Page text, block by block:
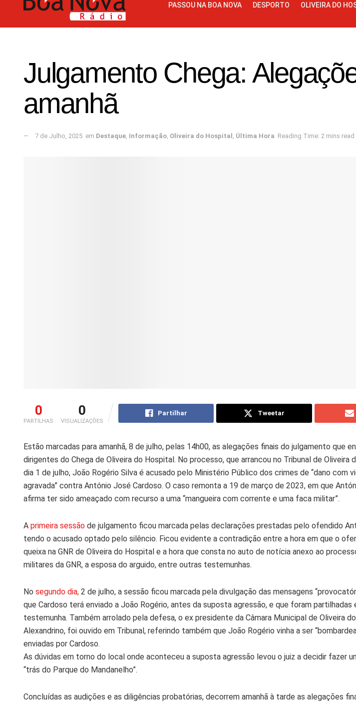
PASSOU NA BOA NOVA DESPORTO OLIVEIRA DO
Julgamento Chega:
amanhã
7 de Julho, 2025 em Destaque, Informação, Oliveira do Hospital , Última Hora Reading Time: 2 mins read
0
PARTILHAS
0
VISUALIZAÇÕES
Partilhar Tweetar
Estão marcadas para amanhã, 8 de julho, pelas 14h00, as alegações finais do julgamento que
dirigentes do Chega de Oliveira do Hospital. No processo, que arrancou no Tribunal de Oliveira
dia 1 de julho, João Rogério Silva é acusado pelo Ministério Público dos crimes de “dano com
agravada” contra António José Cardoso. O caso remonta a 19 de março de 2023, em que
afirma ter sido ameaçado com recurso a uma “mangueira com corrente e uma faca militar”.
A primeira sessão de julgamento ficou marcada pelas declarações prestadas pelo ofendido
tendo o acusado optado pelo silêncio. Ficou evidente a contradição entre a hora em que o
queixa na GNR de Oliveira do Hospital e a hora que consta no auto de notícia anexo ao
militares da GNR, a esposa do arguido, entre outras testemunhas.
No segundo dia, 2 de julho, a sessão ficou marcada pela divulgação das mensagens
que Cardoso terá enviado a João Rogério, antes da suposta agressão, e que foram partilhadas
testemunha. Também arrolado pela defesa, o ex presidente da Câmara Municipal de Oliveira
Alexandrino, foi ouvido em Tribunal, referindo também que João Rogério vinha a ser
enviadas por Cardoso.
As dúvidas em torno do local onde aconteceu a suposta agressão levou o juiz a decidir fazer
“trás do Parque do Mandanelho”.
Concluídas as audições e as diligências probatórias, decorrem amanhã à tarde as alegações